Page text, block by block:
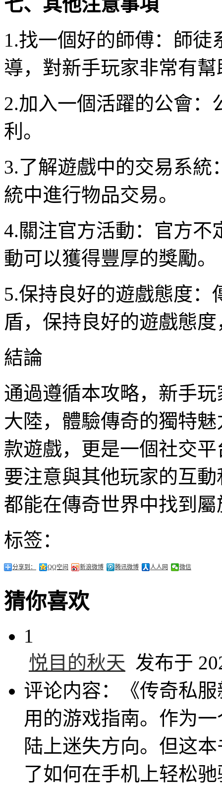
1.找一個好的師傅：師
導，對新手玩家非常有幫
2.加入一個活躍的公會
利。
3.了解遊戲中的交易系
統中進行物品交易。
4.關注官方活動：官方不
動可以獲得豐厚的獎勵。
5.保持良好的遊戲態度
盾，保持良好的遊戲態
結論
通過遵循本攻略，新手
大陸，體驗傳奇的獨特
款遊戲，更是一個社交
要注意與其他玩家的互
都能在傳奇世界中找到
标签：
分享到： QQ空间 新浪微博 腾讯微博 人人网 微信
猜你喜欢
1
悦目的秋天 发布于
评论内容：《传奇私
用的游戏指南。作为
陆上迷失方向。但这
了如何在手机上轻松